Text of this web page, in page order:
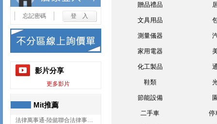
忘記密碼
影片分享
更多影片
Mit推薦
法律萬事通-陸懿聯合法律事務所
贈品禮品
文具用品
測量儀器
家用電器
化工製品
鞋類
節能設備
二手車 停